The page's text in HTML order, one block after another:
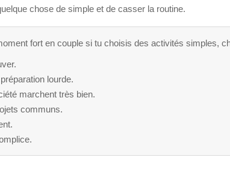
chose de simple et de casser la routine.
fort en couple si tu choisis des activités simples,
lourde.
marchent très bien.
communs.